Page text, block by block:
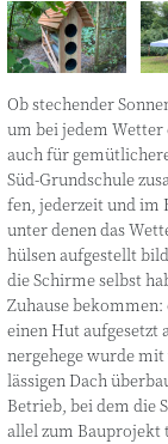
Ob ste­chen­der
um bei jedem
auch für
Süd-Grund­schu­le
fen, jeder­zeit und im
unter denen das
hül­sen auf­ge­stellt
die Schir­me selbst
Zuhau­se
einen Hut auf­ge­setzt
ner­ge­he­ge wur­de
läs­si­gen Dach
Betrieb, bei dem die
al­lel zum